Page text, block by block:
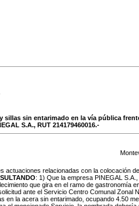
sillas sin entarimado en la vía pública
S.A., RUT 214179460016.-
actuaciones relacionadas con la colocación
: 1) Que la empresa PINEGAL
que gira en el ramo de gastronomía
ante el Servicio Centro Comunal Zonal
en la acera sin entarimado, ocupando 4.50